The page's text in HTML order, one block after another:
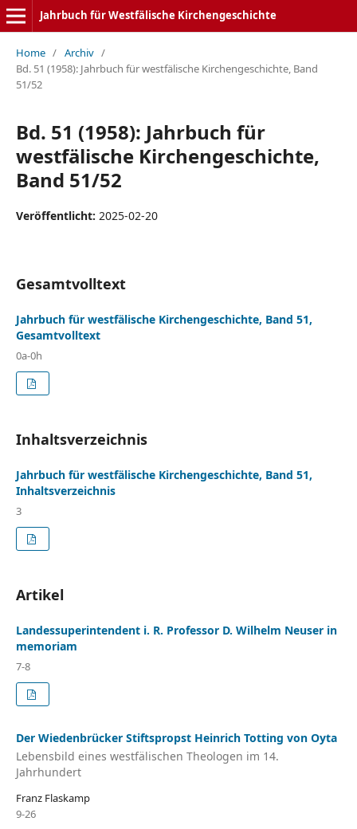
Jahrbuch für Westfälische Kirchengeschichte
Home / Archiv /
Bd. 51 (1958): Jahrbuch für westfälische Kirchengeschichte, Band
51/52
Bd. 51 (1958): Jahrbuch für
westfälische Kirchengeschichte,
Band 51/52
Veröffentlicht: 2025-02-20
Gesamtvolltext
Jahrbuch für westfälische Kirchengeschichte, Band 51,
Gesamtvolltext
0a-0h
Inhaltsverzeichnis
Jahrbuch für westfälische Kirchengeschichte, Band 51,
Inhaltsverzeichnis
3
Artikel
Landessuperintendent i. R. Professor D. Wilhelm Neuser in
memoriam
7-8
Der Wiedenbrücker Stiftspropst Heinrich Totting von Oyta
Lebensbild eines westfälischen Theologen im 14.
Jahrhundert
Franz Flaskamp
9-26